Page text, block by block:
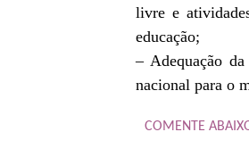
livre e
educação;
– Adequação
nacional para o
COMENTE